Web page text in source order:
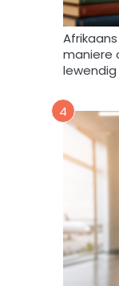
r
w
e
r
,
s
o
n
g
e
maniere
4